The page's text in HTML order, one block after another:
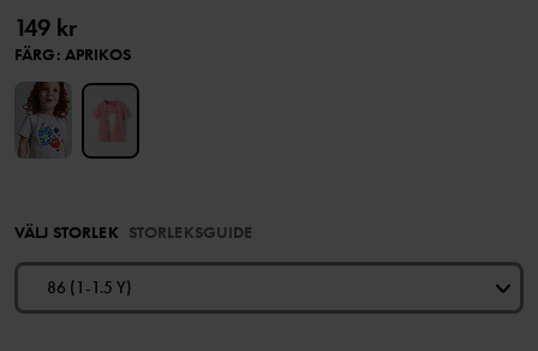
149 kr
FÄRG: APRIKOS
VÄLJ STORLEK STORLEKSGUIDE
86 (1-1.5 Y)